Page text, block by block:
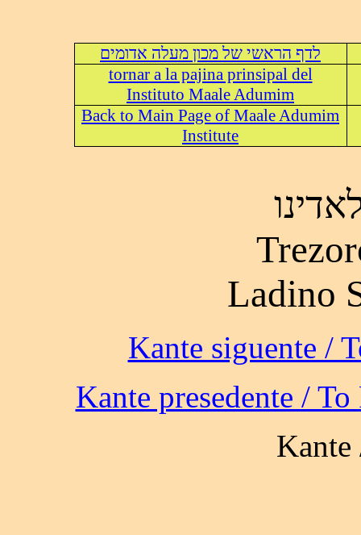
לדף הראשי של מכון מעלה אדומים
tornar a la pajina prinsipal del
Instituto Maale Adumim
Back to Main Page of Maale Adumim
Institute
Ladino